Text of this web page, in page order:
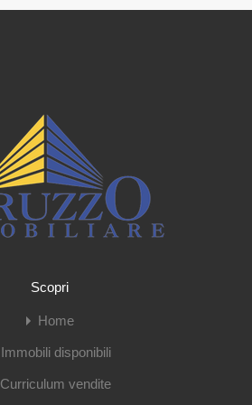
Scopri
Home
Immobili disponibili
Curriculum vendite